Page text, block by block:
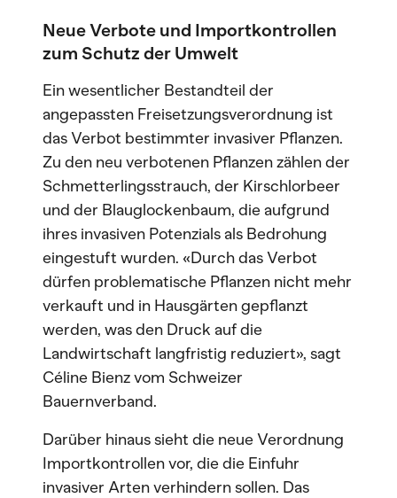
Neue Verbote und Importkontrollen
zum Schutz der Umwelt
Ein wesentlicher Bestandteil der
angepassten Freisetzungsverordnung ist
das Verbot bestimmter invasiver Pflanzen.
Zu den neu verbotenen Pflanzen zählen der
Schmetterlingsstrauch, der Kirschlorbeer
und der Blauglockenbaum, die aufgrund
ihres invasiven Potenzials als Bedrohung
eingestuft wurden. «Durch das Verbot
dürfen problematische Pflanzen nicht mehr
verkauft und in Hausgärten gepflanzt
werden, was den Druck auf die
Landwirtschaft langfristig reduziert», sagt
Céline Bienz vom Schweizer
Bauernverband.
Darüber hinaus sieht die neue Verordnung
Importkontrollen vor, die die Einfuhr
invasiver Arten verhindern sollen. Das